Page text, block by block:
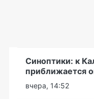
Синоптики: к
приближается
вчера, 14:52